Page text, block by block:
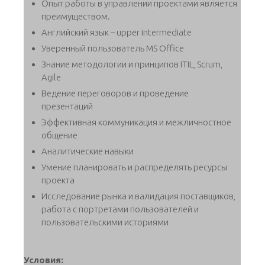
Опыт работы в управлении проектами является
преимуществом.
Английский язык – upper intermediate
Уверенный пользователь MS Office
Знание методологии и принципов ITIL, Scrum,
Agile
Ведение переговоров и проведение
презентаций
Эффективная коммуникация и межличностное
общение
Аналитические навыки
Умение планировать и распределять ресурсы
проекта
Исследование рынка и валидация поставщиков,
работа с портретами пользователей и
пользовательскими историями
Условия: